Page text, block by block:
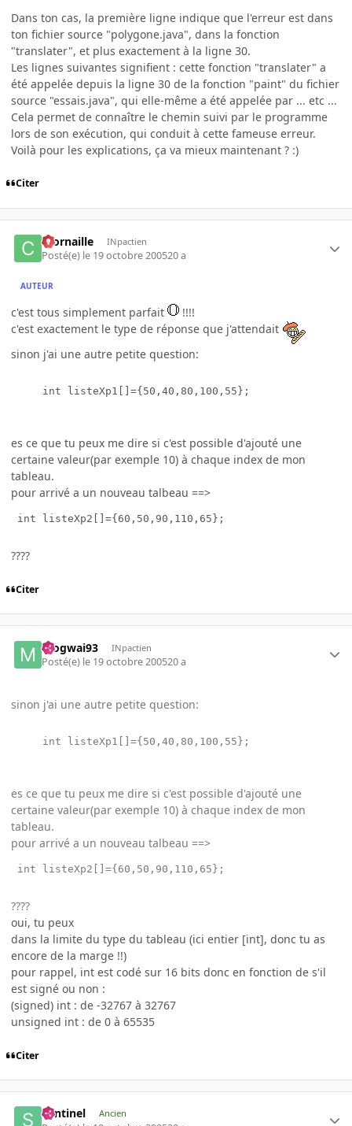
Dans ton cas, la première ligne indique que l'erreur est dans
ton fichier source "polygone.java", dans la fonction
"translater", et plus exactement à la ligne 30.
Les lignes suivantes signifient : cette fonction "translater" a
été appelée depuis la ligne 30 de la fonction "paint" du fichier
source "essais.java", qui elle-même a été appelée par ... etc ...
Cela permet de connaître le chemin suivi par le programme
lors de son exécution, qui conduit à cette fameuse erreur.
Voilà pour les explications, ça va mieux maintenant ? :)
Citer
ccornaille INpactien
Posté(e) le 19 octobre 200520 a
AUTEUR
c'est tous simplement parfait
!!!!
c'est exactement le type de réponse que j'attendait
sinon j'ai une autre petite question:
int listeXp1[]={50,40,80,100,55};
es ce que tu peux me dire si c'est possible d'ajouté une
certaine valeur(par exemple 10) à chaque index de mon
tableau.
pour arrivé a un nouveau talbeau ==>
????
Citer
mogwai93 INpactien
Posté(e) le 19 octobre 200520 a
sinon j'ai une autre petite question:
int listeXp1[]={50,40,80,100,55};
es ce que tu peux me dire si c'est possible d'ajouté une
certaine valeur(par exemple 10) à chaque index de mon
tableau.
pour arrivé a un nouveau talbeau ==>
????
oui, tu peux
dans la limite du type du tableau (ici entier [int], donc tu as
encore de la marge !!)
pour rappel, int est codé sur 16 bits donc en fonction de s'il
est signé ou non :
(signed) int : de -32767 à 32767
unsigned int : de 0 à 65535
Citer
Sentinel Ancien